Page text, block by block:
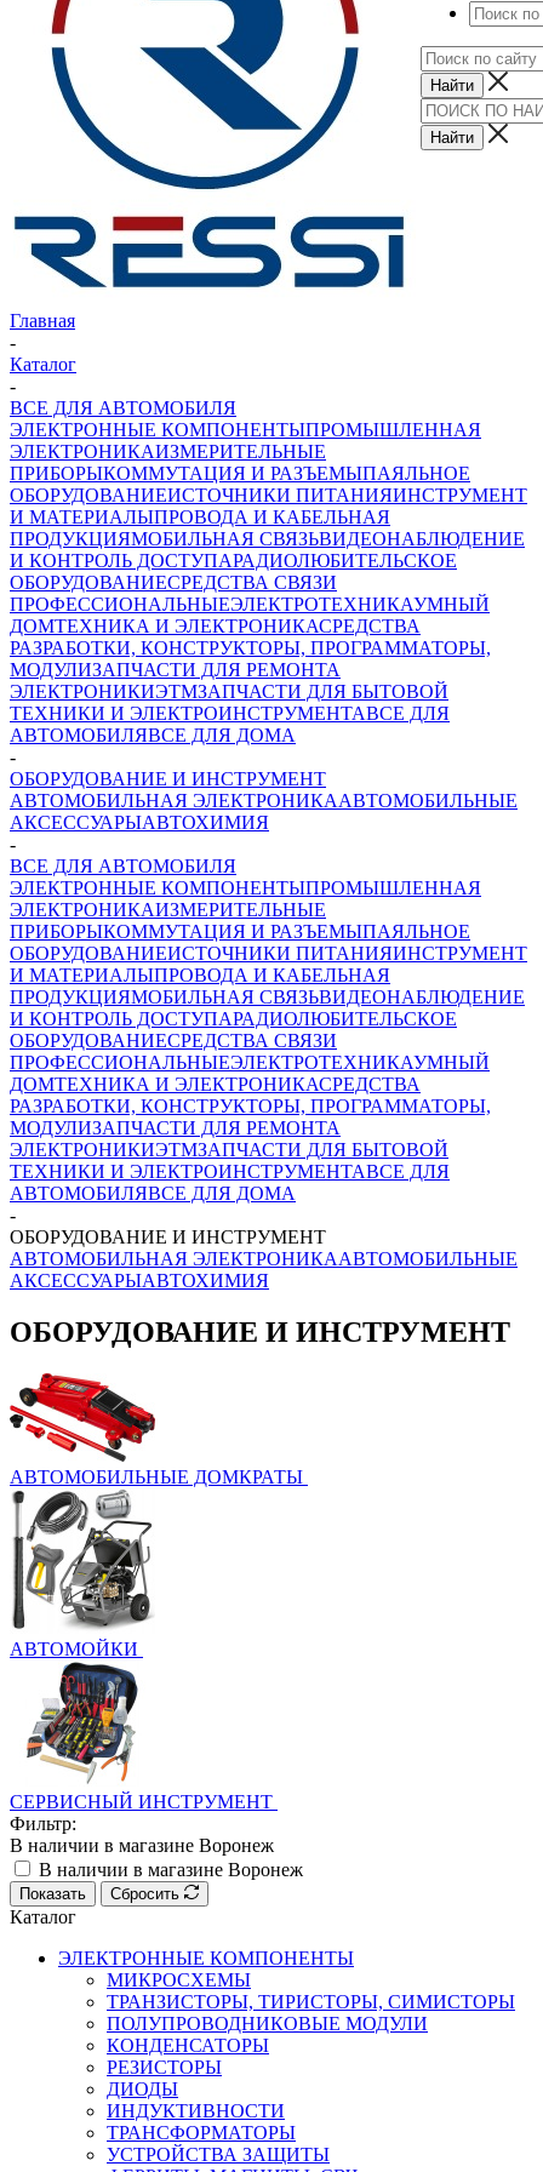
Главная
-
Каталог
-
ВСЕ ДЛЯ АВТОМОБИЛЯ
ЭЛЕКТРОННЫЕ КОМПОНЕНТЫПРОМЫШЛЕННАЯ
ЭЛЕКТРОНИКАИЗМЕРИТЕЛЬНЫЕ
ПРИБОРЫКОММУТАЦИЯ И РАЗЪЕМЫПАЯЛЬНОЕ
ОБОРУДОВАНИЕИСТОЧНИКИ ПИТАНИЯИНСТРУМЕНТ
И МАТЕРИАЛЫПРОВОДА И КАБЕЛЬНАЯ
ПРОДУКЦИЯМОБИЛЬНАЯ СВЯЗЬВИДЕОНАБЛЮДЕНИЕ
И КОНТРОЛЬ ДОСТУПАРАДИОЛЮБИТЕЛЬСКОЕ
ОБОРУДОВАНИЕСРЕДСТВА СВЯЗИ
ПРОФЕССИОНАЛЬНЫЕЭЛЕКТРОТЕХНИКАУМНЫЙ
ДОМТЕХНИКА И ЭЛЕКТРОНИКАСРЕДСТВА
РАЗРАБОТКИ, КОНСТРУКТОРЫ, ПРОГРАММАТОРЫ,
МОДУЛИЗАПЧАСТИ ДЛЯ РЕМОНТА
ЭЛЕКТРОНИКИЭТМЗАПЧАСТИ ДЛЯ БЫТОВОЙ
ТЕХНИКИ И ЭЛЕКТРОИНСТРУМЕНТАВСЕ ДЛЯ
АВТОМОБИЛЯВСЕ ДЛЯ ДОМА
-
ОБОРУДОВАНИЕ И ИНСТРУМЕНТ
АВТОМОБИЛЬНАЯ ЭЛЕКТРОНИКААВТОМОБИЛЬНЫЕ
АКСЕССУАРЫАВТОХИМИЯ
-
ВСЕ ДЛЯ АВТОМОБИЛЯ
ЭЛЕКТРОННЫЕ КОМПОНЕНТЫПРОМЫШЛЕННАЯ
ЭЛЕКТРОНИКАИЗМЕРИТЕЛЬНЫЕ
ПРИБОРЫКОММУТАЦИЯ И РАЗЪЕМЫПАЯЛЬНОЕ
ОБОРУДОВАНИЕИСТОЧНИКИ ПИТАНИЯИНСТРУМЕНТ
И МАТЕРИАЛЫПРОВОДА И КАБЕЛЬНАЯ
ПРОДУКЦИЯМОБИЛЬНАЯ СВЯЗЬВИДЕОНАБЛЮДЕНИЕ
И КОНТРОЛЬ ДОСТУПАРАДИОЛЮБИТЕЛЬСКОЕ
ОБОРУДОВАНИЕСРЕДСТВА СВЯЗИ
ПРОФЕССИОНАЛЬНЫЕЭЛЕКТРОТЕХНИКАУМНЫЙ
ДОМТЕХНИКА И ЭЛЕКТРОНИКАСРЕДСТВА
РАЗРАБОТКИ, КОНСТРУКТОРЫ, ПРОГРАММАТОРЫ,
МОДУЛИЗАПЧАСТИ ДЛЯ РЕМОНТА
ЭЛЕКТРОНИКИЭТМЗАПЧАСТИ ДЛЯ БЫТОВОЙ
ТЕХНИКИ И ЭЛЕКТРОИНСТРУМЕНТАВСЕ ДЛЯ
АВТОМОБИЛЯВСЕ ДЛЯ ДОМА
-
ОБОРУДОВАНИЕ И ИНСТРУМЕНТ
АВТОМОБИЛЬНАЯ ЭЛЕКТРОНИКААВТОМОБИЛЬНЫЕ
АКСЕССУАРЫАВТОХИМИЯ
ОБОРУДОВАНИЕ И ИНСТРУМЕНТ
АВТОМОБИЛЬНЫЕ ДОМКРАТЫ
АВТОМОЙКИ
СЕРВИСНЫЙ ИНСТРУМЕНТ
Фильтр:
В наличии в магазине Воронеж
В наличии в магазине Воронеж
Показать Сбросить
Каталог
ЭЛЕКТРОННЫЕ КОМПОНЕНТЫ
МИКРОСХЕМЫ
ТРАНЗИСТОРЫ, ТИРИСТОРЫ, СИМИСТОРЫ
ПОЛУПРОВОДНИКОВЫЕ МОДУЛИ
КОНДЕНСАТОРЫ
РЕЗИСТОРЫ
ДИОДЫ
ИНДУКТИВНОСТИ
ТРАНСФОРМАТОРЫ
УСТРОЙСТВА ЗАЩИТЫ